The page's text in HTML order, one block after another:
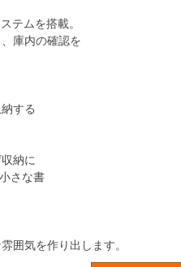
テムを搭載。
庫内の確認を
する
納に
さな書
囲気を作り出します。